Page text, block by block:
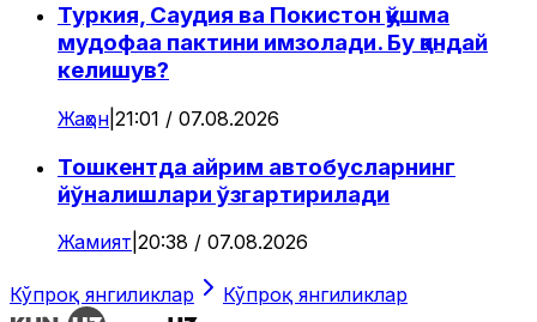
Туркия, Саудия ва Покистон қўшма
мудофаа пактини имзолади. Бу қандай
келишув?
Жаҳон 21:01 / 07.08.2026
Тошкентда айрим автобусларнинг
йўналишлари ўзгартирилади
Жамият 20:38 / 07.08.2026
Кўпроқ янгиликлар Кўпроқ янгиликлар